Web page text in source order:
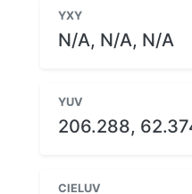
YXY
N/A, N/A, N/A
YUV
206.288,
CIELUV